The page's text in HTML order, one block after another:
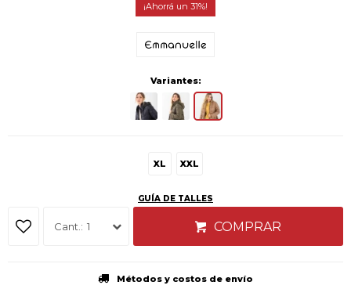
31
Variantes:
XL XXL
GUÍA DE TALLES
1 COMPRAR
Métodos y costos de envío